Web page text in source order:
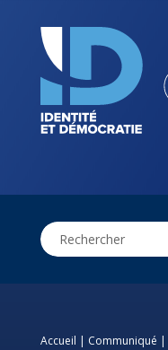
Accueil | Communiqué |